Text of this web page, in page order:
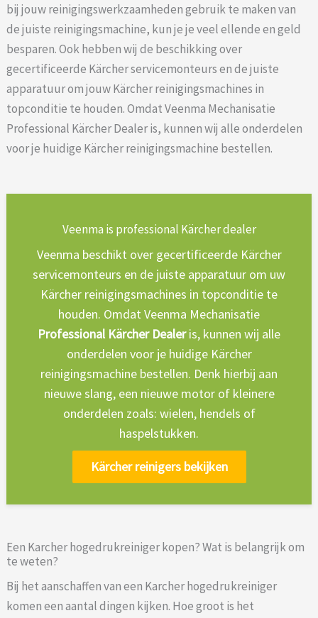
bij jouw reinigingswerkzaamheden gebruik te maken van
de juiste reinigingsmachine, kun je je veel ellende en geld
besparen. Ook hebben wij de beschikking over
gecertificeerde Kärcher servicemonteurs en de juiste
apparatuur om jouw Kärcher reinigingsmachines in
topconditie te houden. Omdat Veenma Mechanisatie
Professional Kärcher Dealer is, kunnen wij alle onderdelen
voor je huidige Kärcher reinigingsmachine bestellen.
Veenma is professional Kärcher dealer
Veenma beschikt over gecertificeerde Kärcher
servicemonteurs en de juiste apparatuur om uw
Kärcher reinigingsmachines in topconditie te
houden. Omdat Veenma Mechanisatie
Professional Kärcher Dealeris, kunnen wij alle
onderdelen voor je huidige Kärcher
reinigingsmachine bestellen. Denk hierbij aan
nieuwe slang, een nieuwe motor of kleinere
onderdelen zoals: wielen, hendels of
haspelstukken.
Kärcher reinigers bekijken
Een Karcher hogedrukreiniger kopen? Wat is belangrijk om
te weten?
Bij het aanschaffen van een Karcher hogedrukreiniger
komen een aantal dingen kijken. Hoe groot is het